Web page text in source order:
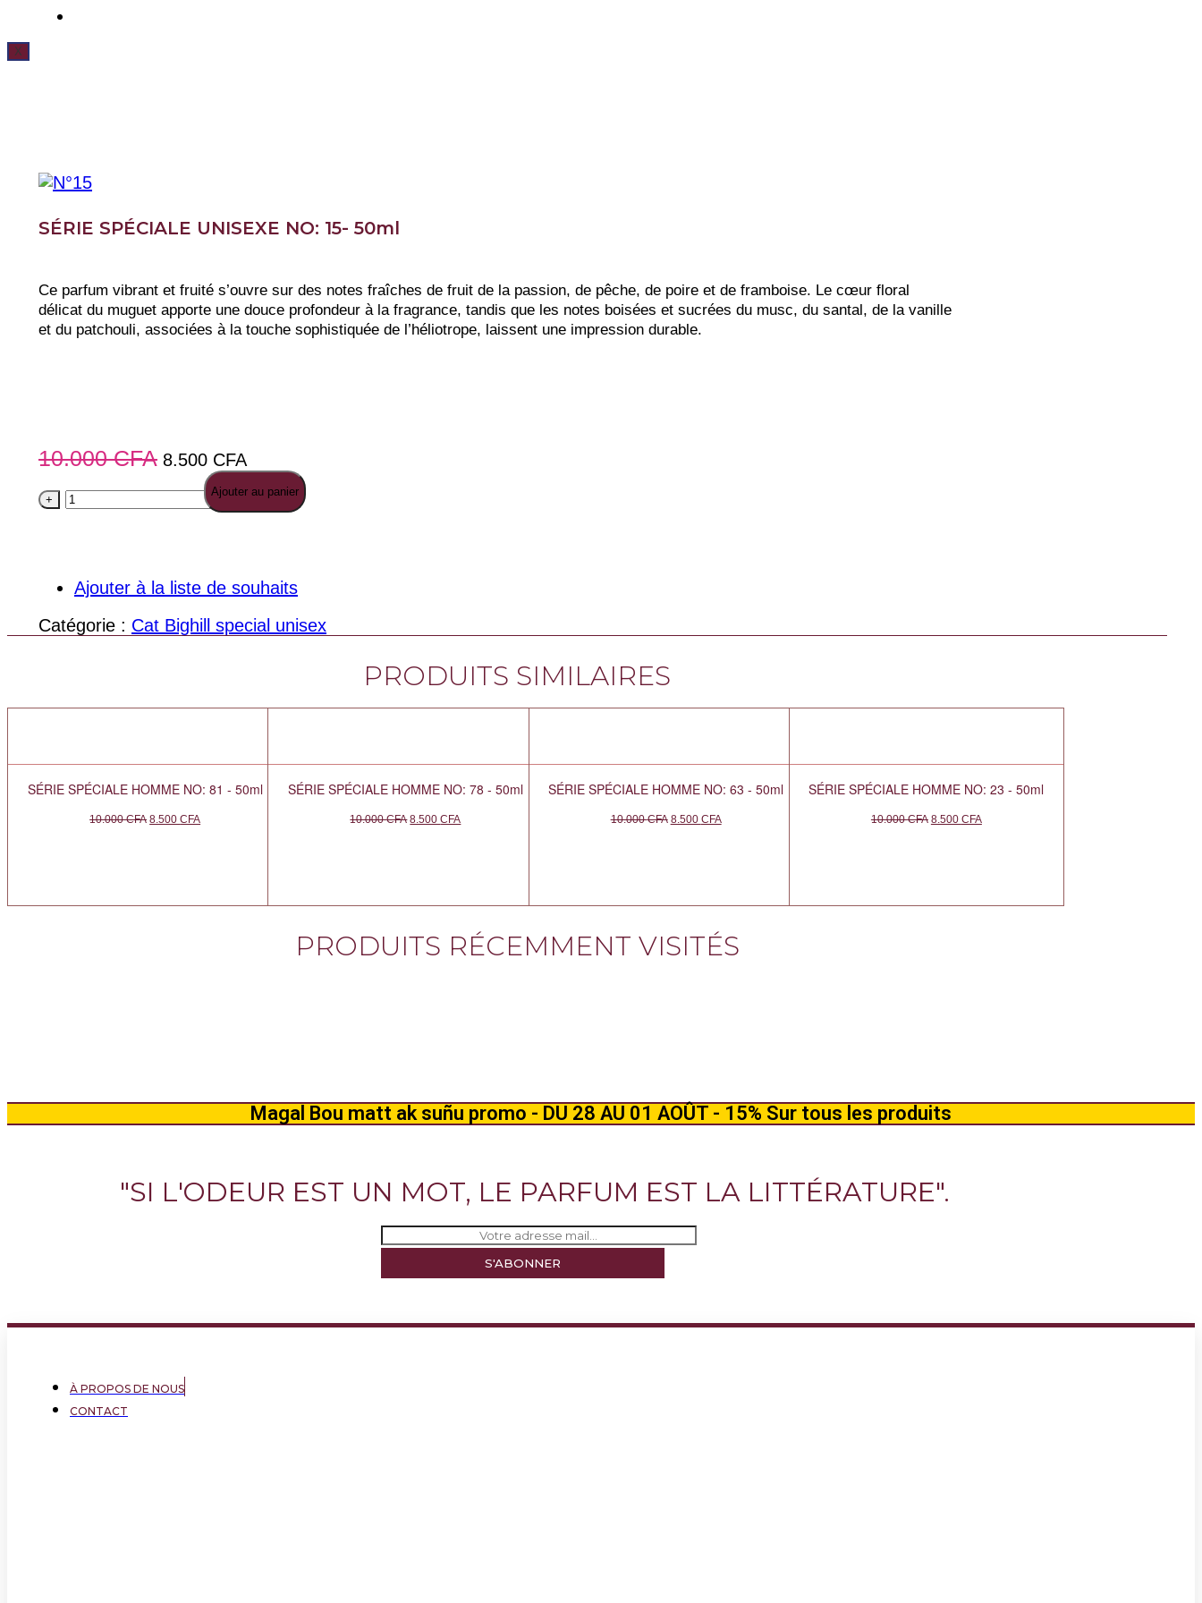
X
SÉRIE SPÉCIALE UNISEXE NO: 15- 50ml
Ce parfum vibrant et fruité s’ouvre sur des notes fraîches de fruit de la passion, de pêche, de poire et de framboise. Le cœur floral
délicat du muguet apporte une douce profondeur à la fragrance, tandis que les notes boisées et sucrées du musc, du santal, de la vanille
et du patchouli, associées à la touche sophistiquée de l’héliotrope, laissent une impression durable.
10.000CFA 8.500 CFA
+
quantité
NO:
15-
50ml
-
Ajouter au panier
Ajouter à la liste de souhaits
Catégorie : Cat Bighill special unisex
PRODUITS SIMILAIRES
SÉRIE SPÉCIALE HOMME NO: 81 - 50ml
10.000CFA 8.500CFA
SÉRIE SPÉCIALE HOMME NO: 78 - 50ml
10.000CFA 8.500CFA
SÉRIE SPÉCIALE HOMME NO: 63 - 50ml
10.000CFA 8.500 CFA
SÉRIE SPÉCIALE HOMME NO: 23 - 50ml
10.000CFA 8.500 CFA
PRODUITS RÉCEMMENT VISITÉS
Magal Bou matt ak suñu promo - DU 28 AU 01 AOÛT - 15% Sur tous les produits
"SI L'ODEUR EST UN MOT, LE PARFUM EST LA LITTÉRATURE".
À PROPOS DE NOUS
CONTACT